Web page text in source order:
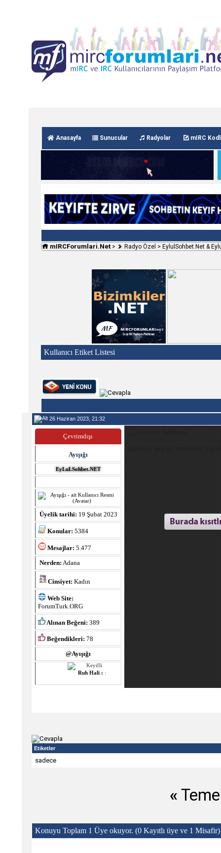
Anasayfa Sunucular Radyolar mIRC
mIRCForumlari.Net > Radyo Özel > EylulSohbet.Net &
Kullanıcı Etiket Listesi
26 Haziran 2023, 21:32
Çevrimdışı
Ayışığı
EyLuLSohbet.NET
Üyelik tarihi: 19 Şubat 2023
Konular: 5384
Mesajlar: 5.477
Nerden: Adana
Cinsiyet: Kadın
Web Site:
ForumTurk.ORG
Alınan Beğeni: 389
Beğendikleri: 78
@Ayışığı
Ruh Hali : :
Sadece. .
Sadece akıl ve mantıkla
Etiketler
sadece
«
Konuyu Toplam 1 Üye okuyor. (0 Kayıtlı üye ve 1 Misafir)